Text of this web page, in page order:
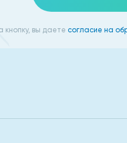
кнопку, вы даете согласие на